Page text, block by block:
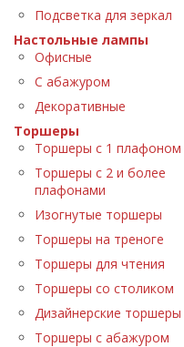
Подсветка для зеркал
Настольные лампы
Офисные
С абажуром
Декоративные
Торшеры
Торшеры с 1 плафоном
Торшеры с 2 и более
плафонами
Изогнутые торшеры
Торшеры на треноге
Торшеры для чтения
Торшеры со столиком
Дизайнерские торшеры
Торшеры с абажуром